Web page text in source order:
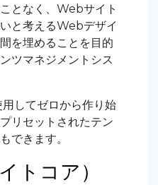
となく、Webサイト
と考えるWebデザイ
を埋めることを目的
ツマネジメントシス
してゼロから作り始
リセットされたテン
できます。
トコア）